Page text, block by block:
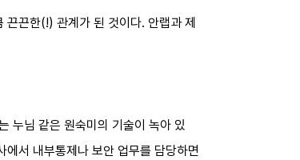
끈끈한(!) 관계가 된 것이다. 안랩과 제
누님 같은 원숙미의 기술이 녹아 있
서 내부통제나 보안 업무를 담당하면